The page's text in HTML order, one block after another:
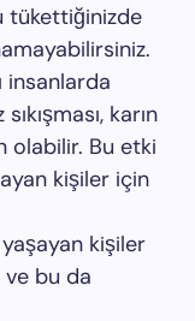
tükettiğinizde
insanlarda
karın
olabilir. Bu etki
kişiler için
kişiler
bu da